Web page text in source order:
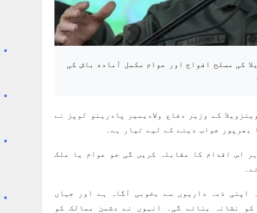
کی مسلح افواج اور عوام مکمل آماده باش کی
کے وزیر دفاع ولادیمیر پادرینو لوپز نے
جواب دینے کے لیے تیار ہے۔
اس اقدام کا مقابلہ کریں گی جو عوام یا ملک
اپنی ذمہ داریوں سے بخوبی آگاہ ہے اور جہاں
نشانہ بنائے گی۔ انہوں نے دشمن ممالک کو